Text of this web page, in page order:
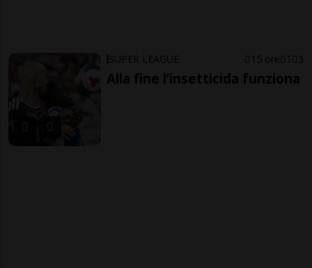
SUPER LEAGUE 15 ore 1 3
Alla fine l’insetticida funziona